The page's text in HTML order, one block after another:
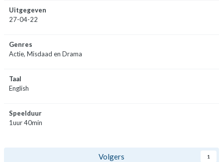
Uitgegeven
27-04-22
Genres
Actie, Misdaad en Drama
Taal
English
Speelduur
1uur 40min
Volgers 1